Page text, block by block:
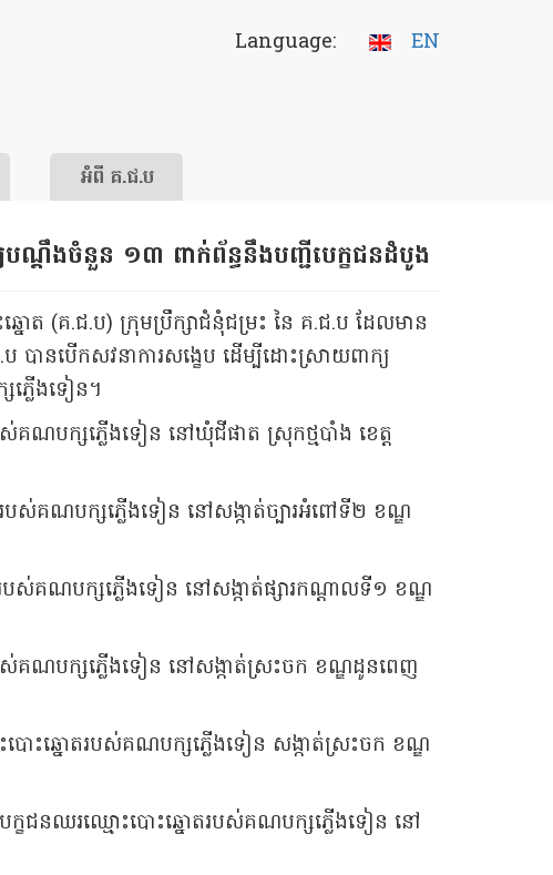
Language: EN
អំពី គ.ជ.ប
ណ្តឹងចំនួន ១៣ ពាក់ព័ន្ធនឹងបញ្ជីបេក្ខជនដំបូង
ោត (គ.ជ.ប) ក្រុមប្រឹក្សាជំនុំជម្រះ នៃ គ.ជ.ប ដែលមាន
ានបើកសវនាការសង្ខេប ដើម្បីដោះស្រាយពាក្យ
លើងទៀន។
ណបក្សភ្លើងទៀន នៅឃុំជីផាត ស្រុកថ្មបាំង ខេត្ត
គណបក្សភ្លើងទៀន នៅសង្កាត់ច្បារអំពៅទី២ ខណ្ឌ
គណបក្សភ្លើងទៀន នៅសង្កាត់ផ្សារកណ្ដាលទី១ ខណ្ឌ
គណបក្សភ្លើងទៀន នៅសង្កាត់ស្រះចក ខណ្ឌដូនពេញ
ះឆ្នោតរបស់គណបក្សភ្លើងទៀន សង្កាត់ស្រះចក ខណ្ឌ
នឈរឈ្មោះបោះឆ្នោតរបស់គណបក្សភ្លើងទៀន នៅ